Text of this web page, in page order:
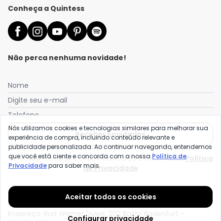
Conheça a Quintess
Não perca nenhuma novidade!
Nome
Digite seu e-mail
Telefone
Receber novidades
Ao enviar o cadastro, você concorda com a nossa Política
de Privacidade
Quintess é uma marca da Posthaus Ltda / CNPJ:
80.462.138/0001-41
Endereço: Rua Werner Duwe, 202 Bairro Badenfurt -
Nós utilizamos cookies e tecnologias similares para melhorar sua
experiência de compra, incluindo conteúdo relevante e
publicidade personalizada. Ao continuar navegando, entendemos
que você está ciente e concorda com a nossa Política de
Privacidadepara saber mais.
Aceitar todos os cookies
Configurar privacidade